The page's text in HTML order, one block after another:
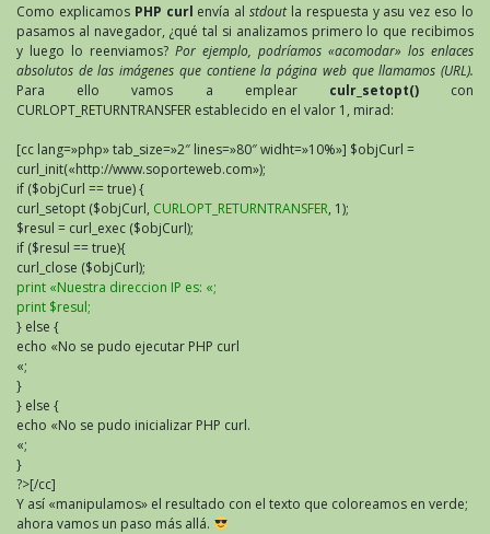
Como explicamos PHP curl envía alstdoutla respuesta y asu vez eso lo
pasamos al navegador, ¿qué tal si analizamos primero lo que recibimos
y luego lo reenviamos? Por ejemplo, podríamos «acomodar» los enlaces
absolutos de las imágenes que contiene la página web que llamamos (URL).
Para ello vamos a emplear culr_setopt()con
CURLOPT_RETURNTRANSFER establecido en el valor 1, mirad:
[cc lang=»php» tab_size=»2″ lines=»80″ widht=»10%»] $objCurl =
curl_init(«http://www.soporteweb.com»);
if ($objCurl == true) {
curl_setopt ($objCurl, CURLOPT_RETURNTRANSFER, 1);
$resul = curl_exec ($objCurl);
if ($resul == true){
curl_close ($objCurl);
print «Nuestra direccion IP es: «;
print $resul;
} else {
echo «No se pudo ejecutar PHP curl
«;
}
} else {
echo «No se pudo inicializar PHP curl.
«;
}
?>[/cc]
Y así «manipulamos» el resultado con el texto que coloreamos en verde;
ahora vamos un paso más allá.